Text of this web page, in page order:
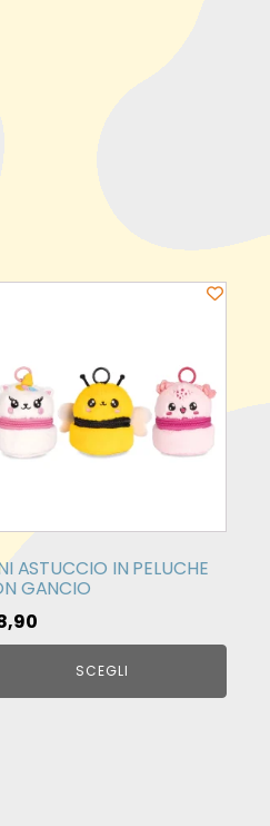
ASTUCCIO IN PELUCHE
GANCIO
SCEGLI